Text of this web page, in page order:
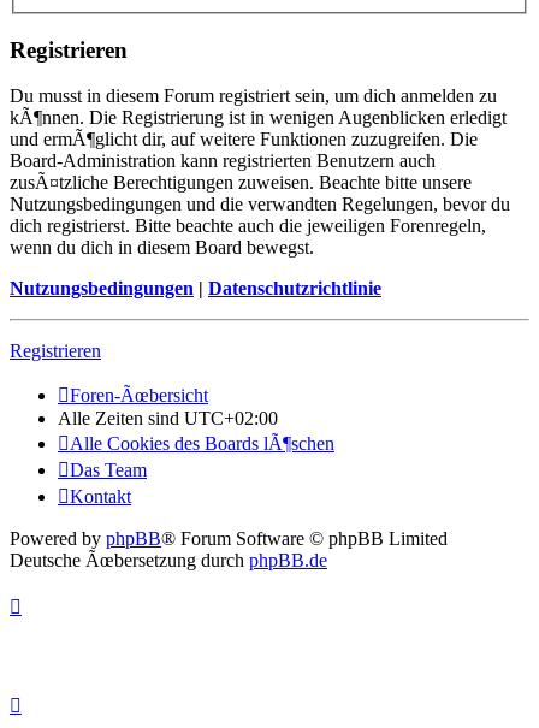
Registrieren
Du musst in diesem Forum registriert sein, um dich anmelden zu
kÃ¶nnen. Die Registrierung ist in wenigen Augenblicken erledigt
und ermÃ¶glicht dir, auf weitere Funktionen zuzugreifen. Die
Board-Administration kann registrierten Benutzern auch
zusÃ¤tzliche Berechtigungen zuweisen. Beachte bitte unsere
Nutzungsbedingungen und die verwandten Regelungen, bevor du
dich registrierst. Bitte beachte auch die jeweiligen Forenregeln,
wenn du dich in diesem Board bewegst.
Nutzungsbedingungen | Datenschutzrichtlinie
Registrieren
Foren-Ãœbersicht
Alle Zeiten sind UTC+02:00
Alle Cookies des Boards lÃ¶schen
Das Team
Kontakt
Powered by phpBB® Forum Software © phpBB Limited
Deutsche Ãœbersetzung durch phpBB.de